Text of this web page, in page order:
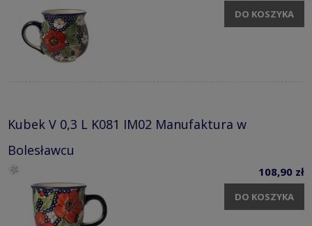
DO KOSZYKA
Kubek V 0,3 L K081 IM02 Manufaktura w
Bolesławcu
108,90 zł
DO KOSZYKA